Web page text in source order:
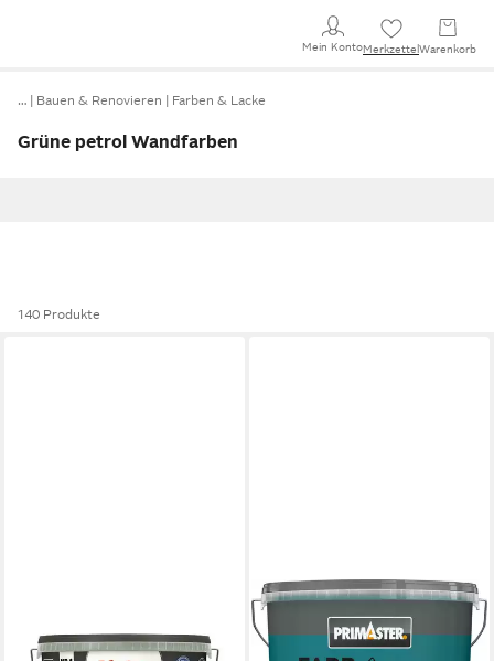
Mein KontoMerkzettel Warenkorb
… Bauen & Renovieren Farben & Lacke
Grüne petrol Wandfarben
140 Produkte
Farbrezepte 2,5 Liter
PRIMASTER
Wandfarbe Primaster
Farbambiente Wandfarbe